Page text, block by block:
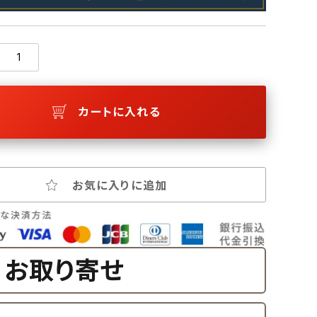
カートに入れる
お気に入りに追加
お取り寄せ